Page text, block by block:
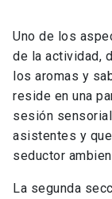
Uno de los
de la actividad,
los aromas y
reside en una
sesión
asistentes y
seductor
La segunda